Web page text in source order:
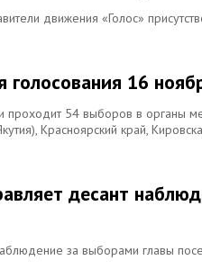
движения «Голос»
голосования 16
проходит 54 выборов в органы
Красноярский край,
десант
за выборами главы